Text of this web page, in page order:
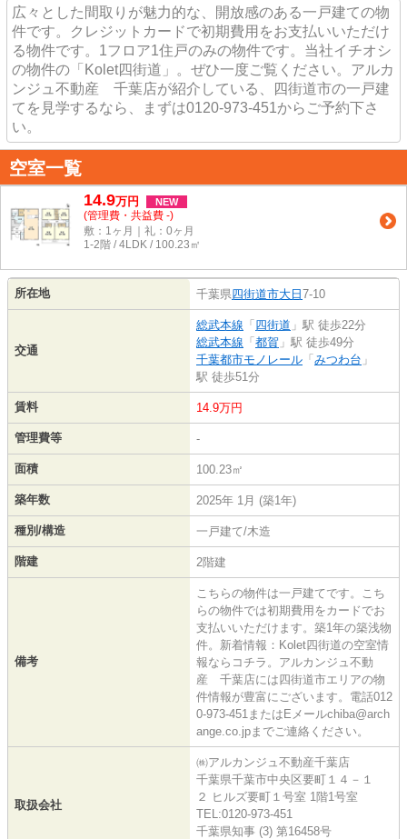
広々とした間取りが魅力的な、開放感のある一戸建ての物
件です。クレジットカードで初期費用をお支払いいただけ
る物件です。1フロア1住戸のみの物件です。当社イチオシ
の物件の「Kolet四街道」。ぜひ一度ご覧ください。アルカ
ンジュ不動産 千葉店が紹介している、四街道市の一戸建
てを見学するなら、まずは0120-973-451からご予約下さ
い。
空室一覧
14.9万円 NEW
(管理費・共益費 -)
敷：1ヶ月｜礼：0ヶ月
1-2階 / 4LDK / 100.23㎡
所在地 千葉県四街道市大日 7-10
交通
総武本線 「 四街道 」駅 徒歩22分
総武本線 「 都賀 」駅 徒歩49分
千葉都市モノレール 「 みつわ台 」
駅 徒歩51分
賃料 14.9万円
管理費等 -
面積 100.23㎡
築年数 2025年 1月 (築1年)
種別/構造 一戸建て/木造
階建 2階建
備考
こちらの物件は一戸建てです。こち
らの物件では初期費用をカードでお
支払いいただけます。築1年の築浅物
件。新着情報：Kolet四街道の空室情
報ならコチラ。アルカンジュ不動
産 千葉店には四街道市エリアの物
件情報が豊富にございます。電話012
0-973-451またはEメールchiba@arch
ange.co.jpまでご連絡ください。
取扱会社
㈱アルカンジュ不動産千葉店
千葉県千葉市中央区要町１４－１
２ ヒルズ要町１号室 1階1号室
TEL:0120-973-451
千葉県知事 (3) 第16458号